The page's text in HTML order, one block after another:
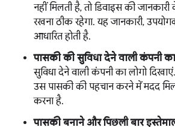
नहीं मिलती है, तो डिवाइस की
रखना ठीक रहेगा. यह जानकारी,
आधारित होती है.
पासकी की सुविधा देने वाली कंपनी
सुविधा देने वाली कंपनी का लोगो
उस पासकी की पहचान करने में मदद
करना है.
पासकी बनाने और पिछली बार